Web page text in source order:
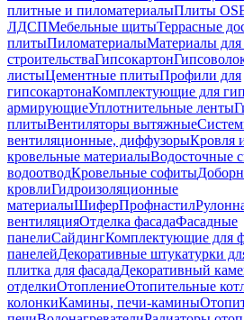
плитные и пиломатериалыПлиты
ЛДСПМебельные щитыТеррасные
плитыПиломатериалыМатериалы для
строительстваГипсокартон
листыЦементные плитыПрофили для
гипсокартонаКомплектующие для
армирующиеУплотнительные ленты
плитыВентиляторы вытяжные
вентиляционные, диффузорыКровля
кровельные материалыВодосточные
водоотводКровельные софиты
кровлиГидроизоляционные
материалыШиферПрофнастил
вентиляцияОтделка фасадаФасадные
панелиСайдингКомплектующие для
панелейДекоративные штукатурки
плитка для фасадаДекоративный
отделкиОтоплениеОтопительные
колонкиКамины, печи-камины